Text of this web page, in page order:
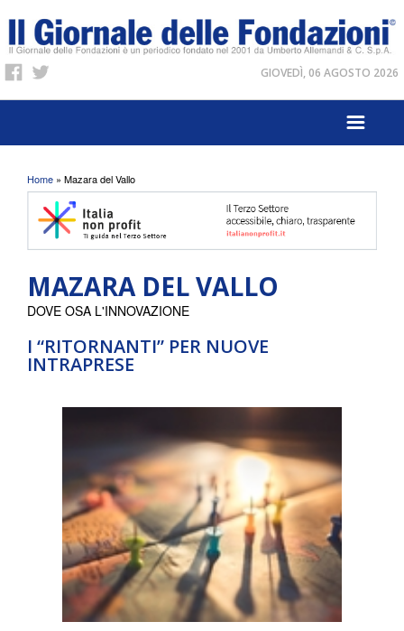
GIOVEDÌ, 06 AGOSTO 2026
Tu sei qui
Home » Mazara del Vallo
MAZARA DEL VALLO
I “RITORNANTI” PER NUOVE
INTRAPRESE
DOVE OSA L'INNOVAZIONE